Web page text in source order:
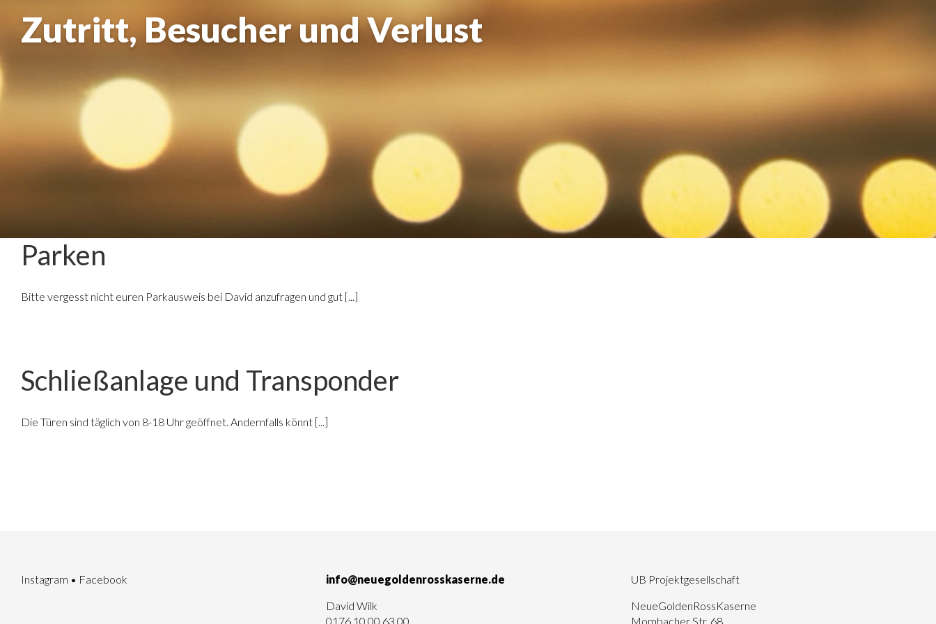
Zutritt, Besucher und Verlust
Parken
Bitte vergesst nicht euren Parkausweis bei David anzufragen und gut [...]
Schließanlage und Transponder
Die Türen sind täglich von 8-18 Uhr geöffnet. Andernfalls könnt [...]
Instagram • Facebook
info@neuegoldenrosskaserne.de
David Wilk
0176 10 00 63 00
UB Projektgesellschaft
NeueGoldenRossKaserne
Mombacher Str. 68